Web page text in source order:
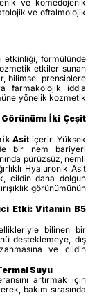
ve komedojenik
ve oftalmolojik
etkinliği, formülünde
etkiler sunan
bilimsel prensiplere
farmakolojik iddia
yönelik kozmetik
İki Çeşit
Asitiçerir. Yüksek
bir nem bariyeri
pürüzsüz, nemli
Hyaluronik Asit
cildin daha dolgun
görünümünün
Etki: Vitamin B5
bilinen bir
desteklemeye, dış
ve cildin
Suyu
artırmak için
bakım sırasında